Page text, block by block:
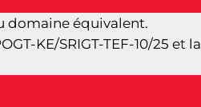
domaine équivalent.
KE/SRIGT-TEF-10/25 et la